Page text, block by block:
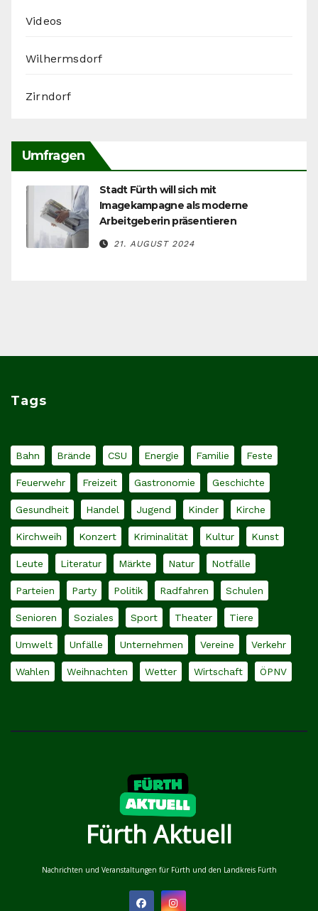
Videos
Wilhermsdorf
Zirndorf
Umfragen
Stadt Fürth will sich mit
Imagekampagne als moderne
Arbeitgeberin präsentieren
21. AUGUST 2024
Tags
Bahn Brände CSU Energie Familie Feste
Feuerwehr Freizeit Gastronomie Geschichte
Gesundheit Handel Jugend Kinder Kirche
Kirchweih Konzert Kriminalität Kultur Kunst
Leute Literatur Märkte Natur Notfälle
Parteien Party Politik Radfahren Schulen
Senioren Soziales Sport Theater Tiere
Umwelt Unfälle Unternehmen Vereine Verkehr
Wahlen Weihnachten Wetter Wirtschaft ÖPNV
Fürth Aktuell
Nachrichten und Veranstaltungen für Fürth und den Landkreis Fürth